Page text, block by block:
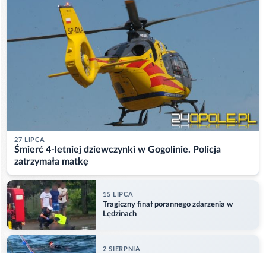
27 LIPCA
Śmierć 4-letniej dziewczynki w Gogolinie. Policja
zatrzymała matkę
15 LIPCA
Tragiczny finał porannego zdarzenia w
Lędzinach
2 SIERPNIA